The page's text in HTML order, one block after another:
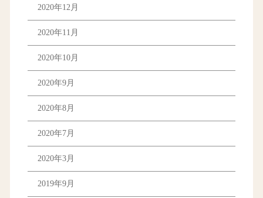
2020年12月
2020年11月
2020年10月
2020年9月
2020年8月
2020年7月
2020年3月
2019年9月